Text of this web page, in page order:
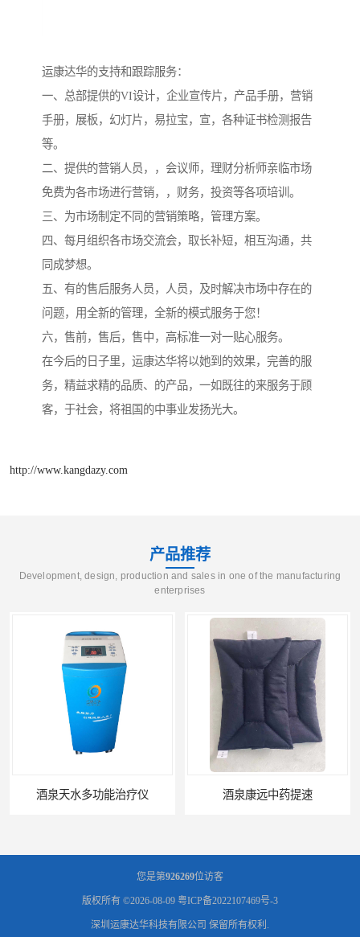
运康达华的支持和跟踪服务：
一、总部提供的VI设计，企业宣传片，产品手册，营销
手册，展板，幻灯片，易拉宝，宣，各种证书检测报告
等。
二、提供的营销人员，，会议师，理财分析师亲临市场
免费为各市场进行营销，，财务，投资等各项培训。
三、为市场制定不同的营销策略，管理方案。
四、每月组织各市场交流会，取长补短，相互沟通，共
同成梦想。
五、有的售后服务人员，人员，及时解决市场中存在的
问题，用全新的管理，全新的模式服务于您！
六，售前，售后，售中，高标准一对一贴心服务。
在今后的日子里，运康达华将以她到的效果，完善的服
务，精益求精的品质、的产品，一如既往的来服务于顾
客，于社会，将祖国的中事业发扬光大。
http://www.kangdazy.com
产品推荐
Development, design, production and sales in one of the manufacturing
enterprises
酒泉天水多功能治疗仪 酒泉康远中药提速
您是第926269位访客
版权所有 ©2026-08-09 粤ICP备2022107469号-3
深圳运康达华科技有限公司 保留所有权利.